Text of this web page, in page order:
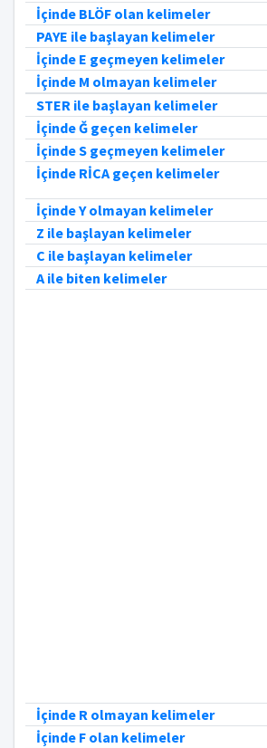
İçinde BLÖF olan kelimeler
PAYE ile başlayan kelimeler
İçinde E geçmeyen kelimeler
İçinde M olmayan kelimeler
STER ile başlayan kelimeler
İçinde Ğ geçen kelimeler
İçinde S geçmeyen kelimeler
İçinde RİCA geçen kelimeler
İçinde Y olmayan kelimeler
Z ile başlayan kelimeler
C ile başlayan kelimeler
A ile biten kelimeler
İçinde R olmayan kelimeler
İçinde F olan kelimeler